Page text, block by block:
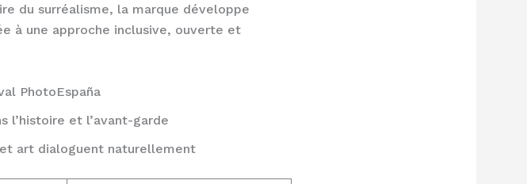
du surréalisme, la marque développe
à une approche inclusive, ouverte et
PhotoEspaña
l’histoire et l’avant-garde
art dialoguent naturellement